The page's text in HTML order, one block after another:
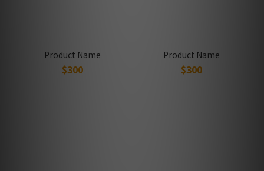
Product Name
$300
Product Name
$300